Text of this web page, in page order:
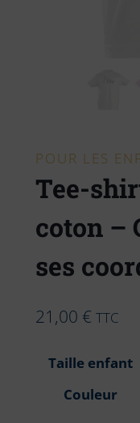
POUR LES
Tee-
coton –
ses
21,00 € TTC
Taille enfant
Couleur